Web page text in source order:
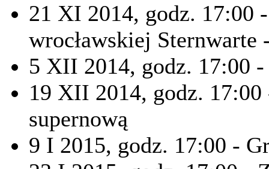
21 XI 2014, godz. 17:00
wrocławskiej Sternwarte
5 XII 2014, godz. 17:00 -
19 XII 2014, godz. 17:00
supernową
9 I 2015, godz. 17:00 -